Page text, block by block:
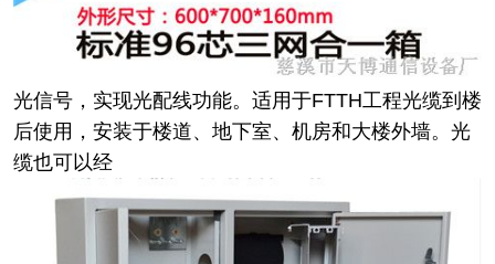
光信号，实现光配线功能。适用于FTTH工程光缆到楼
后使用，安装于楼道、地下室、机房和大楼外墙。光
缆也可以经